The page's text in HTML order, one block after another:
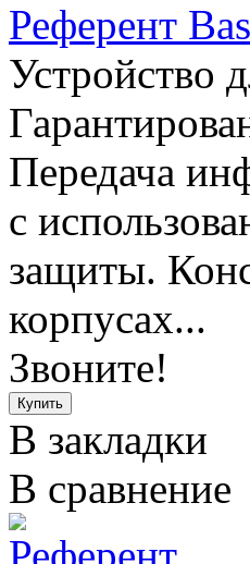
Референт
Устройство
Передача
с
защиты.
корпусах...
Звоните!
В закладки
В сравнение